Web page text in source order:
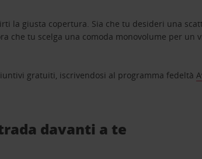
la giusta copertura. Sia che tu desideri una
che tu scelga una comoda monovolume per un
gratuiti, iscrivendosi al programma fedeltà
davanti a te